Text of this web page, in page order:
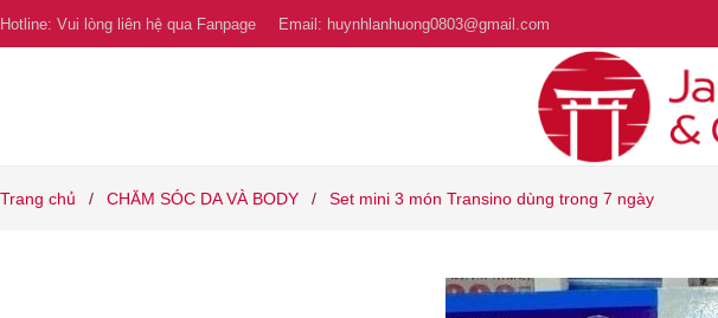
Hotline: Vui lòng liên hệ qua Fanpage Email: huynhlanhuong0803@gmail.com
Trang chủ / CHĂM SÓC DA VÀ BODY / Set mini 3 món Transino dùng trong 7 ngày